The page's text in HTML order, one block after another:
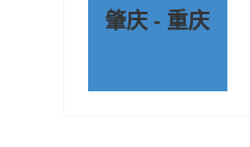
肇庆 - 重庆